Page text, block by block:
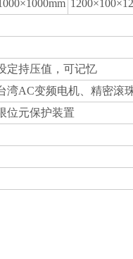
1 200×100×1 2
定持压值，可记忆
湾AC变频电机、精密滚
位元保护装置